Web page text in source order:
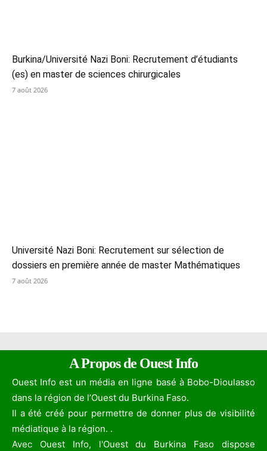
Burkina/Université Nazi Boni: Recrutement d’étudiants
(es) en master de sciences chirurgicales
7 août 2026
Université Nazi Boni: Recrutement sur sélection de
dossiers en première année de master Mathématiques
7 août 2026
A Propos de Ouest Info
Ouest Info est un média en ligne basé à Bobo-Dioulasso
dans la région de l’Ouest du Burkina Faso.
Il a été créé pour permettre de donner plus de visibilité
médiatique à la région. .
Avec Ouest Info, l'Ouest du Burkina Faso dispose